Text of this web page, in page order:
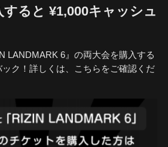
ると ¥1,000キャッシュ
LANDMARK 6』の両大会を購入する
ック！詳しくは、こちらをご確認くだ